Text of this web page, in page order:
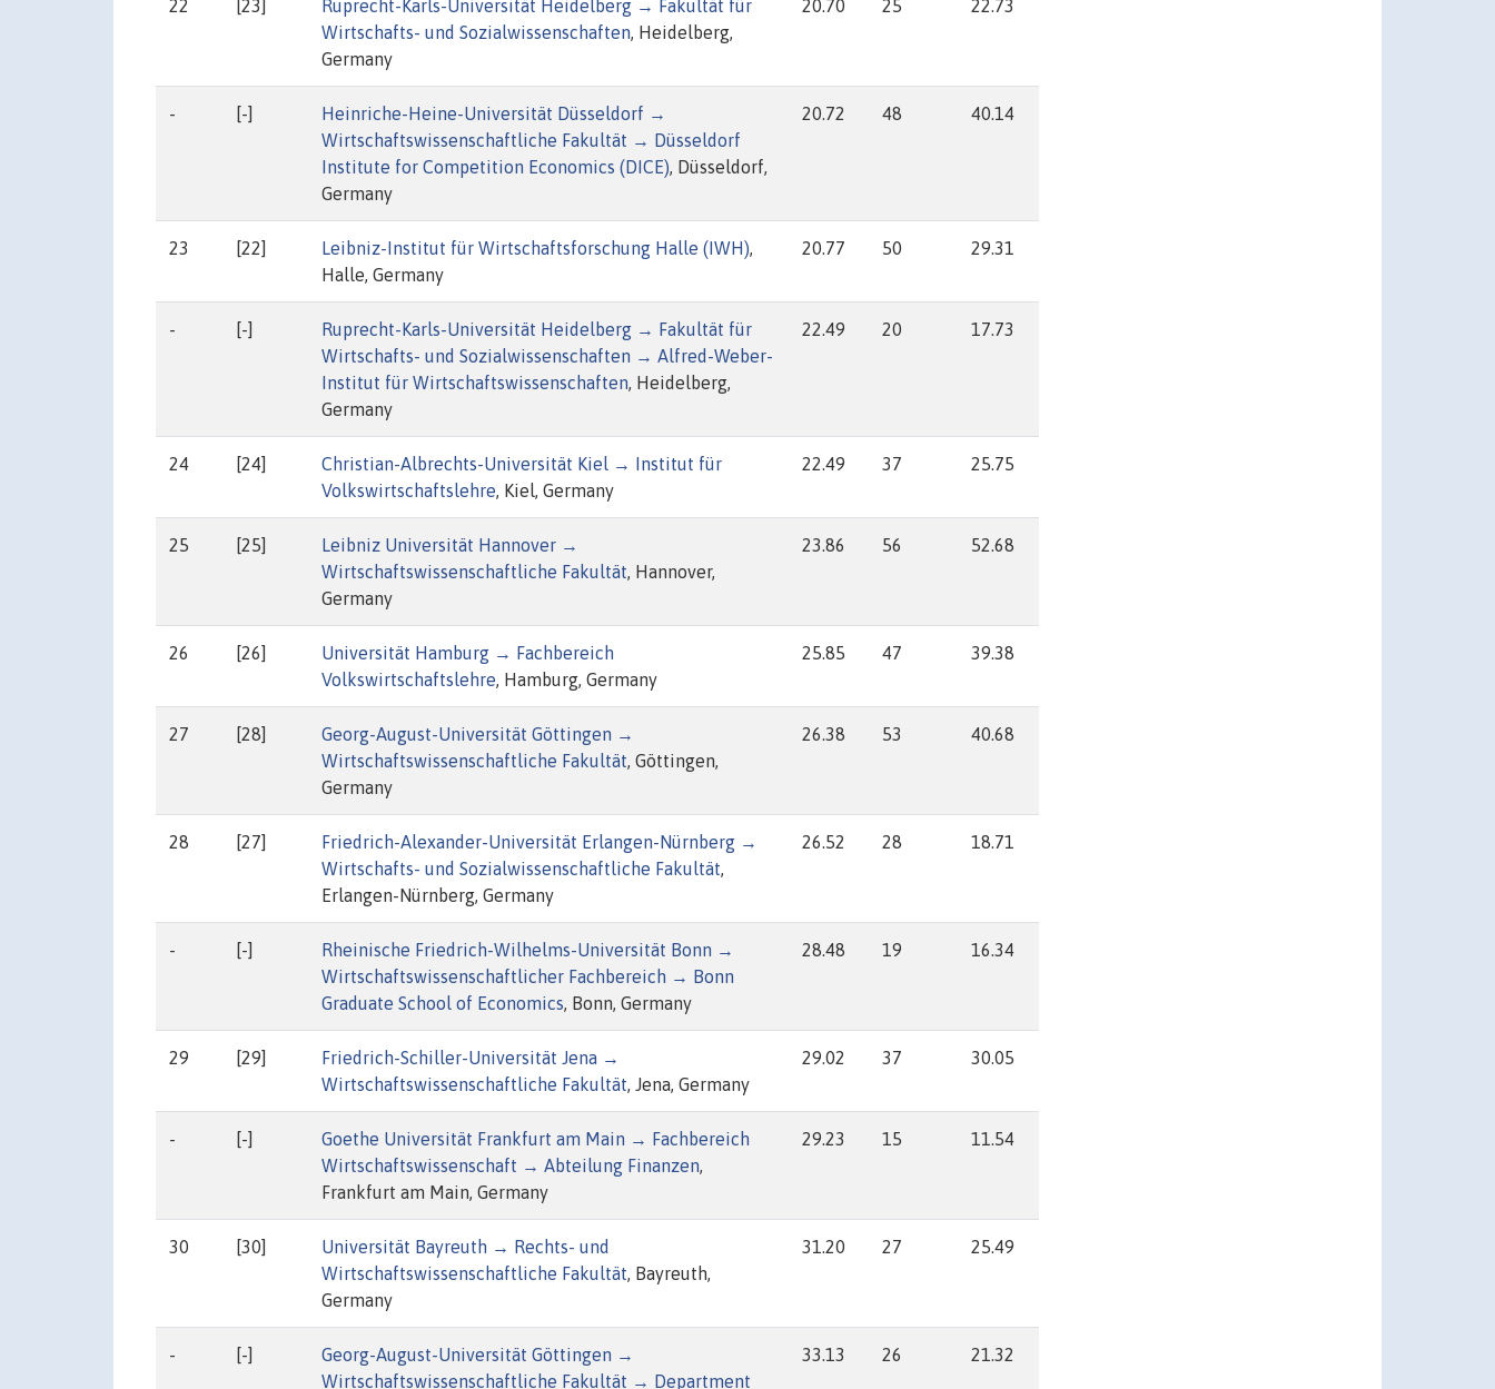
22 [23]
Ruprecht-Karls-Universität Heidelberg → Fakultät für
Wirtschafts- und Sozialwissenschaften, Heidelberg,
Germany
20.70 25 22.73
- [-]
Heinriche-Heine-Universität Düsseldorf →
Wirtschaftswissenschaftliche Fakultät → Düsseldorf
Institute for Competition Economics (DICE), Düsseldorf,
Germany
20.72 48 40.14
23 [22] Leibniz-Institut für Wirtschaftsforschung Halle (IWH),
Halle, Germany
20.77 50 29.31
- [-]
Ruprecht-Karls-Universität Heidelberg → Fakultät für
Wirtschafts- und Sozialwissenschaften → Alfred-Weber-
Institut für Wirtschaftswissenschaften, Heidelberg,
Germany
22.49 20 17.73
24 [24]
Christian-Albrechts-Universität Kiel → Institut für
Volkswirtschaftslehre, Kiel, Germany
22.49 37 25.75
25 [25]
Leibniz Universität Hannover →
Wirtschaftswissenschaftliche Fakultät, Hannover,
Germany
23.86 56 52.68
26 [26]
Universität Hamburg → Fachbereich
Volkswirtschaftslehre, Hamburg, Germany
25.85 47 39.38
27 [28]
Georg-August-Universität Göttingen →
Wirtschaftswissenschaftliche Fakultät, Göttingen,
Germany
26.38 53 40.68
28 [27]
Friedrich-Alexander-Universität Erlangen-Nürnberg →
Wirtschafts- und Sozialwissenschaftliche Fakultät,
Erlangen-Nürnberg, Germany
26.52 28 18.71
- [-]
Rheinische Friedrich-Wilhelms-Universität Bonn →
Wirtschaftswissenschaftlicher Fachbereich → Bonn
Graduate School of Economics, Bonn, Germany
28.48 19 16.34
29 [29]
Friedrich-Schiller-Universität Jena →
Wirtschaftswissenschaftliche Fakultät, Jena, Germany
29.02 37 30.05
- [-]
Goethe Universität Frankfurt am Main → Fachbereich
Wirtschaftswissenschaft → Abteilung Finanzen,
Frankfurt am Main, Germany
29.23 15 11.54
30 [30]
Universität Bayreuth → Rechts- und
Wirtschaftswissenschaftliche Fakultät, Bayreuth,
Germany
31.20 27 25.49
- [-]
Georg-August-Universität Göttingen →
Wirtschaftswissenschaftliche Fakultät → Department
33.13 26 21.32